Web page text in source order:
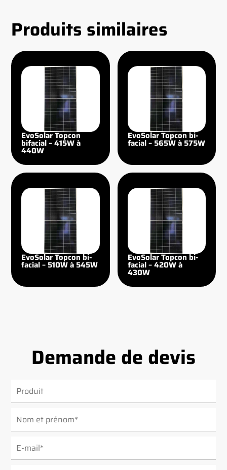
Produits similaires
EvoSolar Topcon
bifacial – 415W à
440W
EvoSolar Topcon bi-
facial – 565W à 575W
EvoSolar Topcon bi-
facial – 510W à 545W
EvoSolar Topcon bi-
facial – 420W à
430W
Demande de devis